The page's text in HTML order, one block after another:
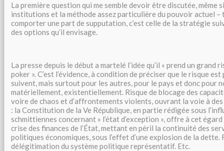
La première question qui me semble devoir être discutée, même
institutions et la méthode assez particulière du pouvoir actuel
comporter une part de supputation, c’est celle de la stratégie
des options qu’il envisage.
La presse depuis le début a martelé l’idée qu’il « prend un grand
poker ». C’est l’évidence, à condition de préciser que le risque
suivent, mais surtout pour les autres, pour le pays et donc pour
matériellement, existentiellement. Risque de blocage des
voire de chaos et d’affrontements violents, ouvrant la voie à
: la Constitution de la Ve République, en partie rédigée sous
schmittiennes concernant « l’état d’exception », offre à cet
crise des finances de l’État, mettant en péril la continuité des
politiques économiques, sous l’effet d’une explosion de la dette.
délégitimation du système politique représentatif. Etc.